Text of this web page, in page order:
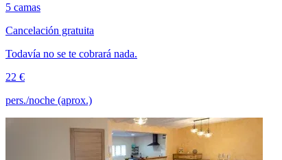
5 camas
Cancelación gratuita
Todavía no se te cobrará nada.
22 €
pers./noche (aprox.)